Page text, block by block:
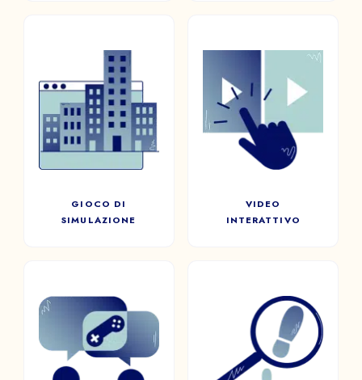
GIOCO DI
SIMULAZIONE
GIOCO DI
SIMULAZIONE
Riproducete delle situazioni
quanto più possibile vicine
alla vita reale per preparare i
vostri team.
VIDEO
INTERATTIVO
VIDEO
INTERATTIVO
Farete la scelta giusta per
risolvere l’intrigo?
SPEED GAMING
Direttamente ispirato allo
Speed ​​​​Dating, questo
formato vi permette di riunire
CLUEDO /
INDAGINE
DIGITALE
Indagare, interrogare e
INVIARE